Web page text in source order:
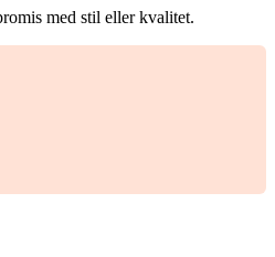
med stil eller kvalitet.